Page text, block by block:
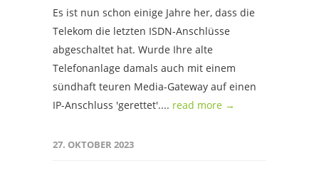
Es ist nun schon einige Jahre her, dass die
Telekom die letzten ISDN-Anschlüsse
abgeschaltet hat. Wurde Ihre alte
Telefonanlage damals auch mit einem
sündhaft teuren Media-Gateway auf einen
IP-Anschluss 'gerettet'.... read more →
27. OKTOBER 2023